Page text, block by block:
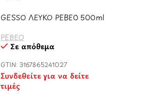
GESSO ΛΕΥΚΟ PEBEO 500ml
PEBEO
Σε απόθεμα
GTIN: 3167865241027
Συνδεθείτε για να δείτε
τιμές